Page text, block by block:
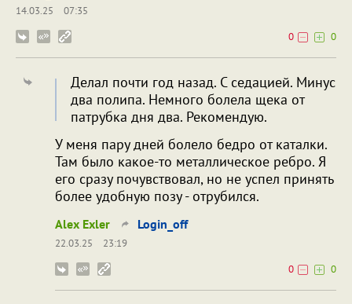
14.03.25
07:35
0
0
Делал почти год назад. С седацией. Минус
два полипа. Немного болела щека от
патрубка дня два. Рекомендую.
У меня пару дней болело бедро от каталки.
Там было какое-то металлическое ребро. Я
его сразу почувствовал, но не успел принять
более удобную позу - отрубился.
Alex Exler Login_off
22.03.25
23:19
0
0